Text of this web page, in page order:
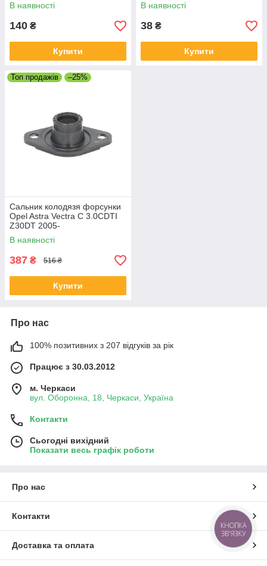
В наявності
140 ₴
Купити
В наявності
38 ₴
Купити
Топ продажів –25%
Сальник колодязя форсунки
Opel Astra Vectra C 3.0CDTI
Z30DT 2005-
В наявності
387 ₴ 516 ₴
Купити
Про нас
100% позитивних з 207 відгуків за рік
Працює з 30.03.2012
м. Черкаси
вул. Оборонна, 18, Черкаси, Україна
Контакти
Сьогодні вихідний
Показати весь графік роботи
Про нас
Контакти
Доставка та оплата
КНОПКА
ЗВ'ЯЗКУ